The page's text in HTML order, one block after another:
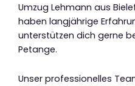
Umzug Lehmann aus
haben langjährige
unterstützen dich gerne
Petange.
Unser professionelles